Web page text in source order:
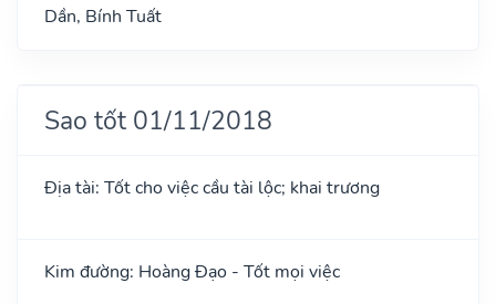
Dần, Bính Tuất
Sao tốt 01/11/2018
Địa tài: Tốt cho việc cầu tài lộc; khai trương
Kim đường: Hoàng Đạo - Tốt mọi việc